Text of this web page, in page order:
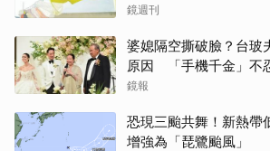
鏡週刊
婆媳隔空撕破臉？台玻
原因 「手機千金」不
離開嗎？
鏡報
恐現三颱共舞！新熱
增強為「琵鷺颱風」